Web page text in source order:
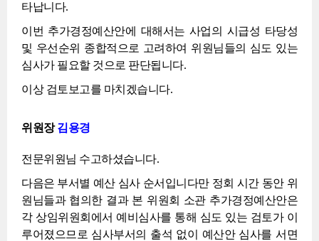
타납니다.
이번 추가경정예산안에 대해서는 사업의 시급성 타당성
및 우선순위 종합적으로 고려하여 위원님들의 심도 있는
심사가 필요할 것으로 판단됩니다.
이상 검토보고를 마치겠습니다.
위원장김용경
전문위원님 수고하셨습니다.
다음은 부서별 예산 심사 순서입니다만 정회 시간 동안 위
원님들과 협의한 결과 본 위원회 소관 추가경정예산안은
각 상임위원회에서 예비심사를 통해 심도 있는 검토가 이
루어졌으므로 심사부서의 출석 없이 예산안 심사를 서면